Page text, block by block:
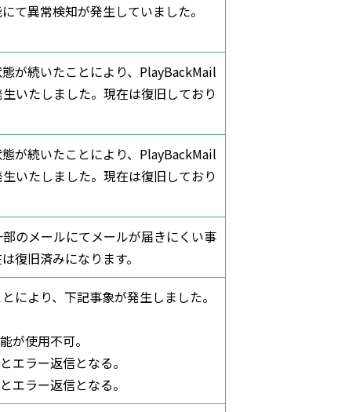
て異常検知が発生していました。
が続いたことにより、PlayBackMail
いたしました。現在は復旧しており
が続いたことにより、PlayBackMail
いたしました。現在は復旧しており
のメールにてメールが届きにくい事
復旧済みになります。
により、下記事象が発生しました。
が使用不可。
エラー返信となる。
エラー返信となる。